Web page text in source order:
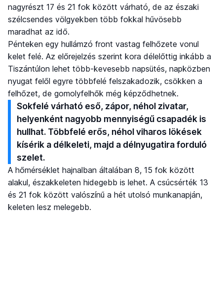
nagyrészt 17 és 21 fok között várható, de az északi
szélcsendes völgyekben több fokkal hűvösebb
maradhat az idő.
Pénteken egy hullámzó front vastag felhőzete vonul
kelet felé. Az előrejelzés szerint kora délelőttig inkább a
Tiszántúlon lehet több-kevesebb napsütés, napközben
nyugat felől egyre többfelé felszakadozik, csökken a
felhőzet, de gomolyfelhők még képződhetnek.
Sokfelé várható eső, zápor, néhol zivatar,
helyenként nagyobb mennyiségű csapadék is
hullhat. Többfelé erős, néhol viharos lökések
kísérik a délkeleti, majd a délnyugatira forduló
szelet.
A hőmérséklet hajnalban általában 8, 15 fok között
alakul, északkeleten hidegebb is lehet. A csúcsérték 13
és 21 fok között valószínű a hét utolsó munkanapján,
keleten lesz melegebb.